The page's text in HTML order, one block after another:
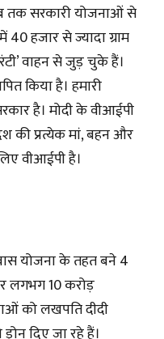
तक सरकारी योजनाओं से
हजार से ज्यादा ग्राम
वाहन से जुड़ चुके हैं।
किया है। हमारी
है। मोदी के वीआईपी
की प्रत्येक मां, बहन और
वीआईपी है।
योजना के तहत बने 4
लगभग 10 करोड़
को लखपति दीदी